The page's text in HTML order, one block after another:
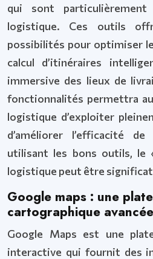
qui sont
logistique. Ces outils
possibilités pour optimiser
calcul d’itinéraires
immersive des lieux de
fonctionnalités permettra
logistique d’exploiter
d’améliorer l’efficacité
utilisant les bons outils, le
logistique peut être
Google maps : une
cartographique avancée
Google Maps est une
interactive qui fournit des